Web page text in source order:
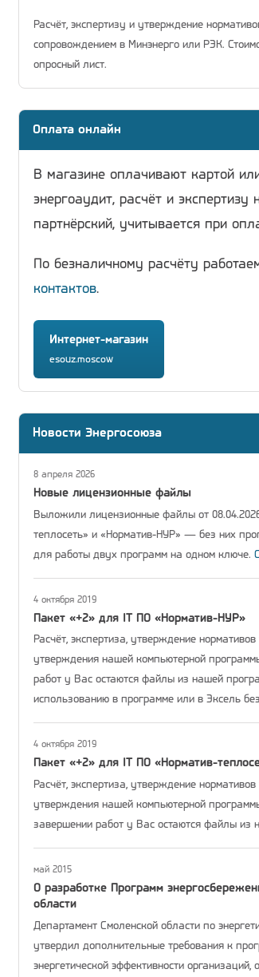
Расчёт, экспертизу и утверждение
сопровождением в Минэнерго или РЭК.
опросный лист.
Оплата онлайн
В магазине оплачивают картой
энергоаудит, расчёт и
партнёрский, учитывается при
По безналичному расчёту
контактов.
Интернет-магазин
esouz.moscow
Новости Энергосоюза
8 апреля 2026
Новые лицензионные файлы
Выложили лицензионные файлы от
теплосеть» и «Норматив-НУР» — без них
для работы двух программ на одном ключе.
4 октября 2019
Пакет «+2» для IT ПО «Норматив-НУР»
Расчёт, экспертиза, утверждение
утверждения нашей компьютерной
работ у Вас остаются файлы из нашей
использованию в программе или в Эксель
4 октября 2019
Пакет «+2» для IT ПО «Норматив-
Расчёт, экспертиза, утверждение
утверждения нашей компьютерной
завершении работ у Вас остаются файлы из
май 2015
О разработке Программ
области
Департамент Смоленской области по
утвердил дополнительные требования к
энергетической эффективности